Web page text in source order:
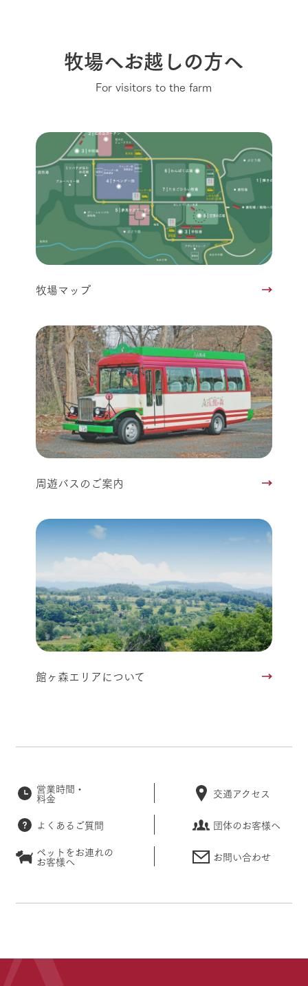
牧場へお越しの方へ
For visitors to the farm
牧場マップ
周遊バスのご案内
館ヶ森エリアについて
営業時間・
料金 交通アクセス
よくあるご質問
団体のお客様へ
ペットをお連れの
お客様へ お問い合わせ